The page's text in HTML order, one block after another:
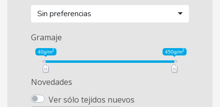
Sin preferencias
Gramaje
40g/m2 450g/m2
Novedades
Ver sólo tejidos nuevos